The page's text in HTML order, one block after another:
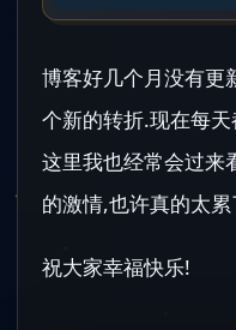
博客好几个月没有更
个新的转折.现在每
这里我也经常会过来
的激情,也许真的太累
祝大家幸福快乐!